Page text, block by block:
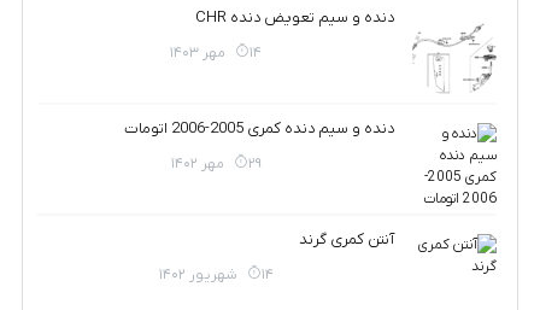
دنده و سیم تعویض دنده CHR
14 مهر 1403
دنده و سیم دنده کمری 2005-2006 اتومات
29 مهر 1402
آنتن کمری گرند
14 شهریور 1402